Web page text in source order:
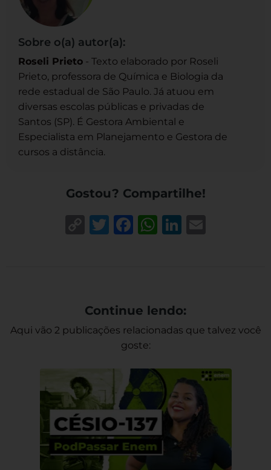
Sobre o(a) autor(a):
Roseli Prieto - Texto elaborado por Roseli
Prieto, professora de Química e Biologia da
rede estadual de São Paulo. Já atuou em
diversas escolas públicas e privadas de
Santos (SP). É Gestora Ambiental e
Especialista em Planejamento e Gestora de
cursos a distância.
Gostou? Compartilhe!
CopyTwitter
Facebook
WhatsApp
LinkedIn
Continue lendo:
Aqui vão 2 publicações relacionadas que talvez você
goste: